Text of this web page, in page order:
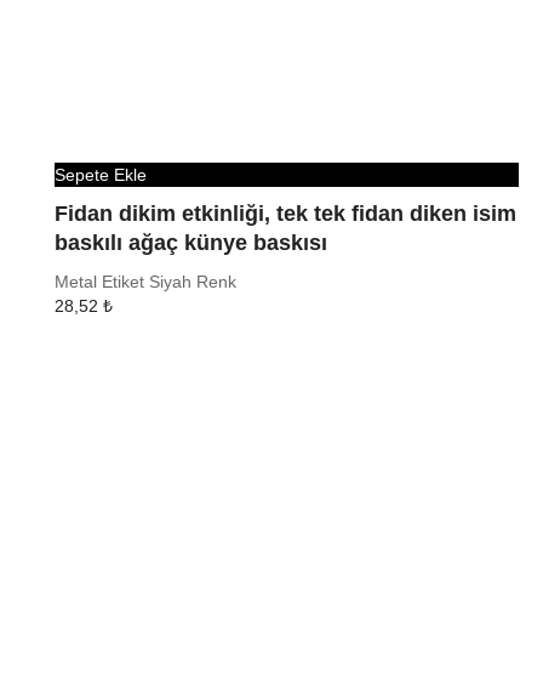
Sepete Ekle
Fidan dikim etkinliği, tek tek fidan diken isim
baskılı ağaç künye baskısı
Metal Etiket Siyah Renk
28,52 ₺